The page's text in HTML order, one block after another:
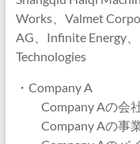
Works、Valmet
AG、Infinite Energy
Technologies
・Company A
Company Aの会
Company Aの事